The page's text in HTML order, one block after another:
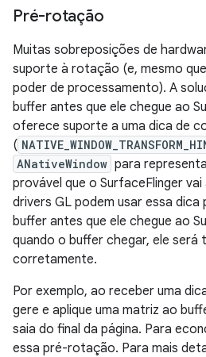
Pré-rotação
Muitas sobreposições de
suporte à rotação (e, mesmo
poder de processamento). A
buffer antes que ele chegue ao
oferece suporte a uma dica de
(
ANativeWindow para
provável que o SurfaceFlinger
drivers GL podem usar essa
buffer antes que ele chegue ao
quando o buffer chegar, ele será
corretamente.
Por exemplo, ao receber uma
gere e aplique uma matriz ao
saia do final da página. Para
essa pré-rotação. Para mais